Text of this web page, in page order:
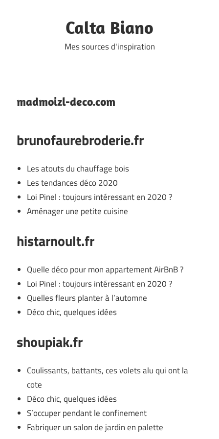
Calta Biano
Mes sources d'inspiration
madmoizl-deco.com
brunofaurebroderie.fr
Les atouts du chauffage bois
Les tendances déco 2020
Loi Pinel : toujours intéressant en 2020 ?
Aménager une petite cuisine
histarnoult.fr
Quelle déco pour mon appartement AirBnB ?
Loi Pinel : toujours intéressant en 2020 ?
Quelles fleurs planter à l’automne
Déco chic, quelques idées
shoupiak.fr
Coulissants, battants, ces volets alu qui ont la
cote
Déco chic, quelques idées
S’occuper pendant le confinement
Fabriquer un salon de jardin en palette